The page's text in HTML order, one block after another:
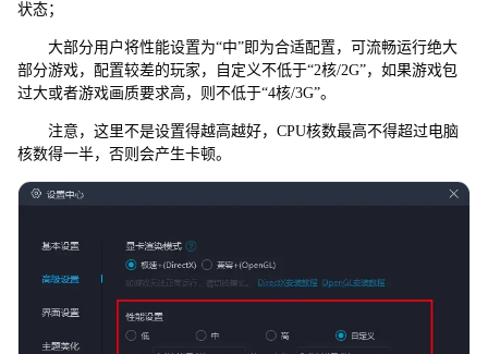
状态；
大部分用户将性能设置为“中”即为合适配置，可流畅运行绝大
部分游戏，配置较差的玩家，自定义不低于“2核/2G”，如果游戏包
过大或者游戏画质要求高，则不低于“4核/3G”。
注意，这里不是设置得越高越好，CPU核数最高不得超过电脑
核数得一半，否则会产生卡顿。